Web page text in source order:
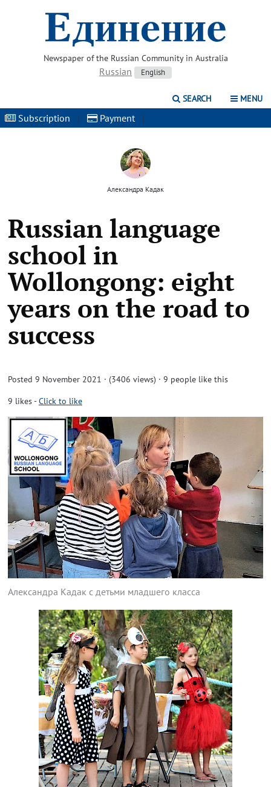
Newspaper of the Russian Community in Australia
Russian English
SEARCH MENU
Subscription | Payment |
Александра Кадак
Russian language
school in
Wollongong: eight
years on the road to
success
Posted 9 November 2021 · (3406 views) · 9 people like this
9 likes-Click to like
Александра Кадак с детьми младшего класса